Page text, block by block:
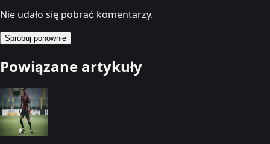
Nie udało się pobrać komentarzy.
Spróbuj ponownie
Powiązane artykuły